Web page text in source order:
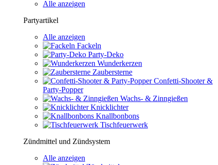
Alle anzeigen
Partyartikel
Alle anzeigen
Fackeln
Party-Deko
Wunderkerzen
Zaubersterne
Confetti-Shooter &
Party-Popper
Wachs- & Zinngießen
Knicklichter
Knallbonbons
Tischfeuerwerk
Zündmittel und Zündsystem
Alle anzeigen